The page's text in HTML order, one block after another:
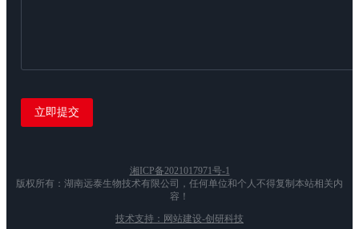
湘ICP备2021017971号-1
版权所有：湖南远泰生物技术有限公司，任何单位和个人不得复制本站相关内
容！
技术支持：网站建设-创研科技